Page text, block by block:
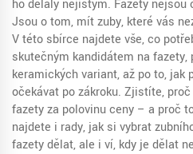
ho dělaly nejistým. Fazety nejsou
Jsou o tom, mít zuby, které vás
V této sbírce najdete vše, co
skutečným kandidátem na
keramických variant, až po to, jak
očekávat po zákroku. Zjistíte,
fazety za polovinu ceny – a proč
najdete i rady, jak si vybrat
fazety dělat, ale i ví, kdy je dělat